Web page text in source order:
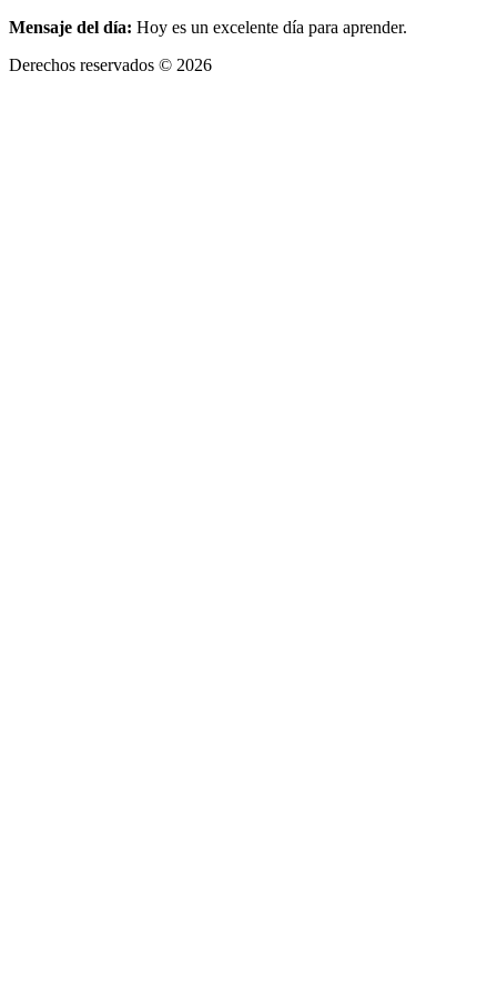
Mensaje del día: Hoy es un excelente día para aprender.
Derechos reservados © 2026